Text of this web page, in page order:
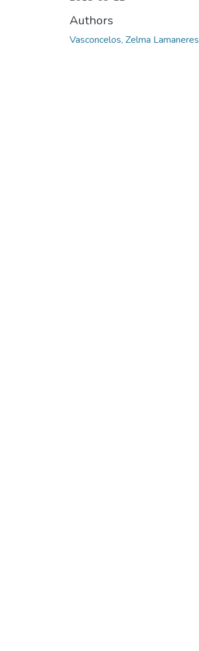
Authors
Vasconcelos, Zelma Lamaneres